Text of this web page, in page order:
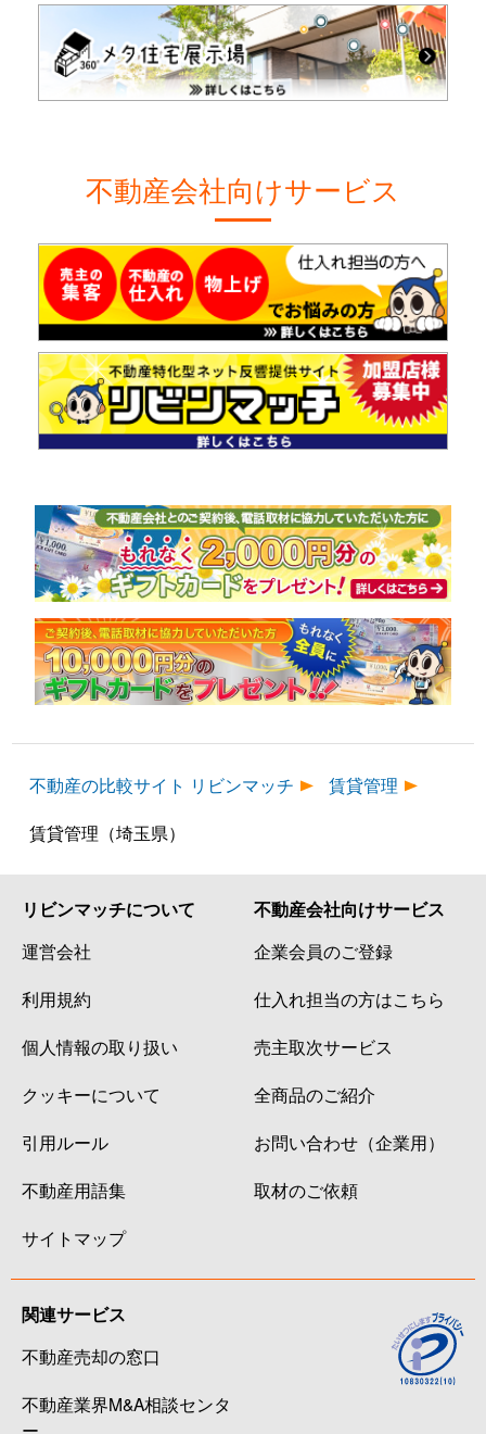
不動産会社向けサービス
不動産の比較サイト リビンマッチ
賃貸管理
賃貸管理（埼玉県）
リビンマッチについて
運営会社
利用規約
個人情報の取り扱い
クッキーについて
引用ルール
不動産用語集
サイトマップ
不動産会社向けサービス
企業会員のご登録
仕入れ担当の方はこちら
売主取次サービス
全商品のご紹介
お問い合わせ（企業用）
取材のご依頼
関連サービス
不動産売却の窓口
不動産業界M&A相談センタ